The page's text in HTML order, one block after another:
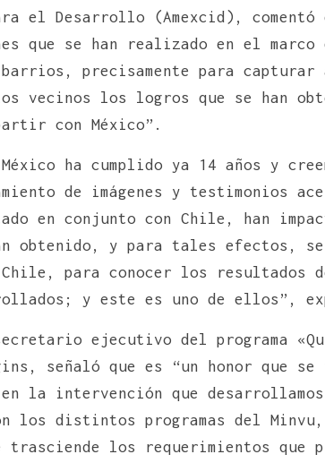
el Desarrollo (Amexcid), comentó
que se han realizado en el marco
barrios, precisamente para
vecinos los logros que se han
con México”.
ha cumplido ya 14 años y
de imágenes y testimonios
en conjunto con Chile, han
obtenido, y para tales efectos,
Chile, para conocer los resultados
y este es uno de ellos”,
ejecutivo del programa
señaló que es “un honor que
la intervención que
los distintos programas del Minvu,
trasciende los requerimientos que